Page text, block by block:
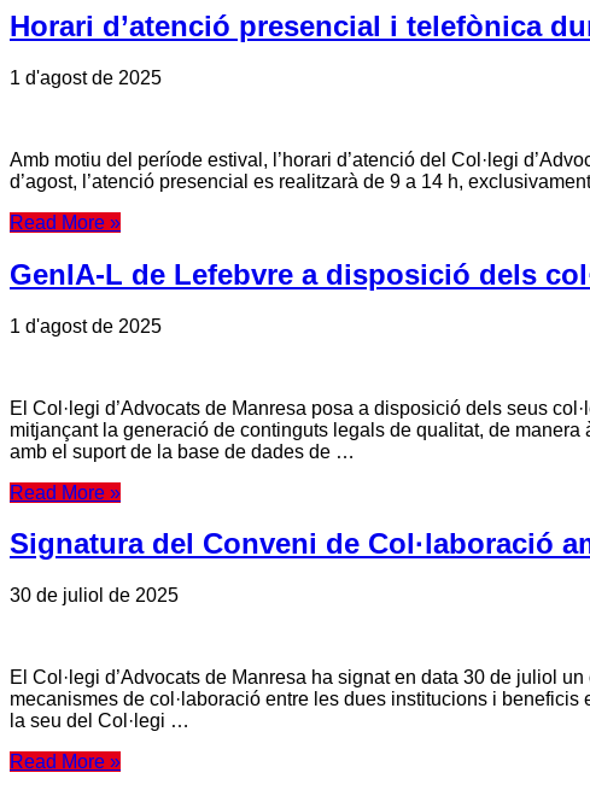
Horari d’atenció presencial i telefònica
1 d'agost de 2025
Amb motiu del període estival, l’horari d’atenció del Col·legi
d’agost, l’atenció presencial es realitzarà de 9 a 14 h,
Read More »
GenIA-L de Lefebvre a disposició dels
1 d'agost de 2025
El Col·legi d’Advocats de Manresa posa a disposició dels seus
mitjançant la generació de continguts legals de qualitat, de
amb el suport de la base de dades de …
Read More »
Signatura del Conveni de Col·laboració
30 de juliol de 2025
El Col·legi d’Advocats de Manresa ha signat en data 30 de juliol
mecanismes de col·laboració entre les dues institucions i beneficis
la seu del Col·legi …
Read More »